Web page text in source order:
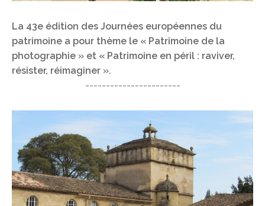
La 43e édition des Journées européennes du
patrimoine a pour thème le « Patrimoine de la
photographie » et « Patrimoine en péril : raviver,
résister, réimaginer ».
-----------------------